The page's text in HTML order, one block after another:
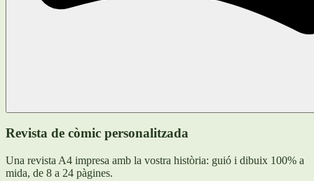
Revista de còmic personalitzada
Una revista A4 impresa amb la vostra història: guió i dibuix 100% a
mida, de 8 a 24 pàgines.